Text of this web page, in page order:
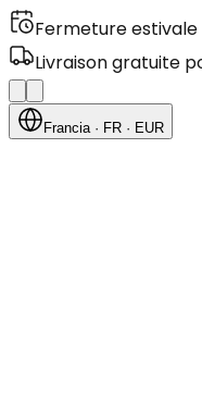
Fermeture estivale
Livraison gratuite
Francia· FR · EUR